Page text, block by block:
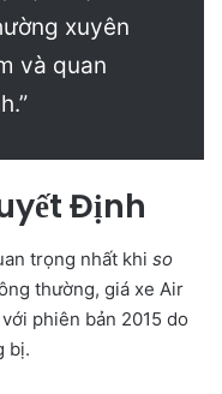
xuyên
và quan
Định
trọng nhất khi so
thường, giá xe Air
phiên bản 2015 do
bị.